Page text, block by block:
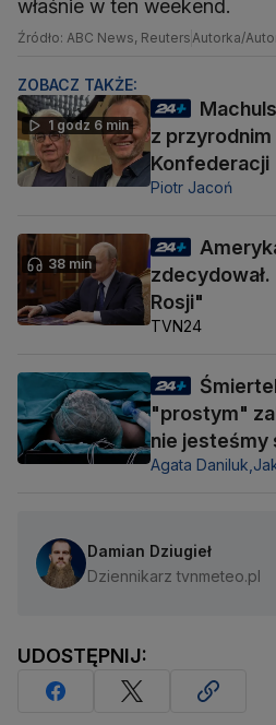
właśnie w ten weekend.
Źródło: ABC News, ReutersAutorka/
ZOBACZ TAKŻE:
1 godz 6 min
z
Konfederacji
Piotr Jacoń
38 min
Rosji"
TVN24
"prostym"
nie jesteśmy
Agata Daniluk,
Damian Dziugieł
Dziennikarz tvnmeteo.pl
UDOSTĘPNIJ: